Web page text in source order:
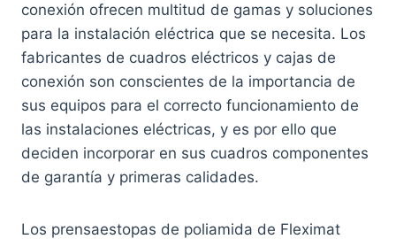
conexión ofrecen multitud de gamas y soluciones
para la instalación eléctrica que se necesita. Los
fabricantes de cuadros eléctricos y cajas de
conexión son conscientes de la importancia de
sus equipos para el correcto funcionamiento de
las instalaciones eléctricas, y es por ello que
deciden incorporar en sus cuadros componentes
de garantía y primeras calidades.
Los prensaestopas de poliamida de Fleximat